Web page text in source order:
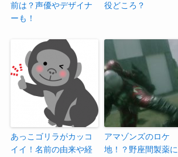
前は？声優やデザイナ
ーも！
役どころ？
あっこゴリラがカッコ
イイ！名前の由来や経
アマゾンズのロケ
地！？野座間製薬